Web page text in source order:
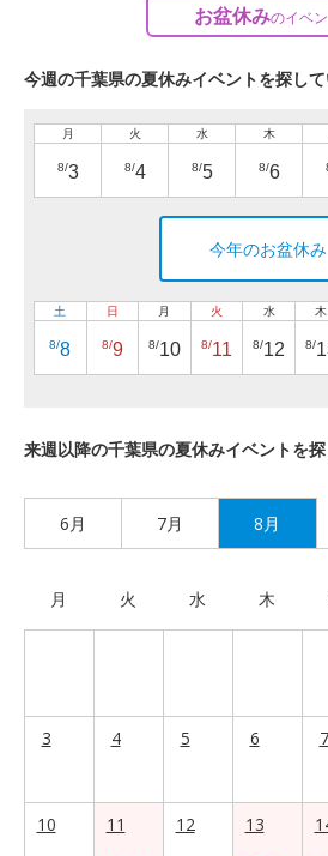
お盆休みのイベ
今週の千葉県の夏休みイベントを探し
月
8/3
火
8/4
水
8/5
木
8/6
今年のお盆休み
土
8/8
日
8/9
月
8/10
火
8/11
水
8/12
木
8/
来週以降の千葉県の夏休みイベントを
6月 7月 8月
月 火 水 木
3 4 5 6 7
10
11
12
13